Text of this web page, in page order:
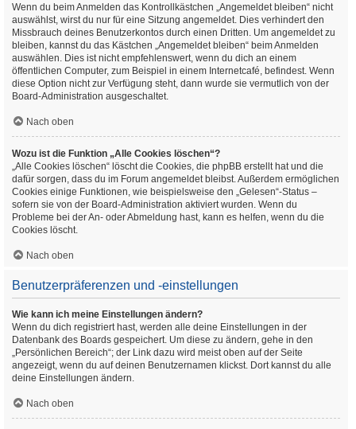
Wenn du beim Anmelden das Kontrollkästchen „Angemeldet bleiben“ nicht
auswählst, wirst du nur für eine Sitzung angemeldet. Dies verhindert den
Missbrauch deines Benutzerkontos durch einen Dritten. Um angemeldet zu
bleiben, kannst du das Kästchen „Angemeldet bleiben“ beim Anmelden
auswählen. Dies ist nicht empfehlenswert, wenn du dich an einem
öffentlichen Computer, zum Beispiel in einem Internetcafé, befindest. Wenn
diese Option nicht zur Verfügung steht, dann wurde sie vermutlich von der
Board-Administration ausgeschaltet.
Nach oben
Wozu ist die Funktion „Alle Cookies löschen“?
„Alle Cookies löschen“ löscht die Cookies, die phpBB erstellt hat und die
dafür sorgen, dass du im Forum angemeldet bleibst. Außerdem ermöglichen
Cookies einige Funktionen, wie beispielsweise den „Gelesen“-Status –
sofern sie von der Board-Administration aktiviert wurden. Wenn du
Probleme bei der An- oder Abmeldung hast, kann es helfen, wenn du die
Cookies löscht.
Nach oben
Benutzerpräferenzen und -einstellungen
Wie kann ich meine Einstellungen ändern?
Wenn du dich registriert hast, werden alle deine Einstellungen in der
Datenbank des Boards gespeichert. Um diese zu ändern, gehe in den
„Persönlichen Bereich“; der Link dazu wird meist oben auf der Seite
angezeigt, wenn du auf deinen Benutzernamen klickst. Dort kannst du alle
deine Einstellungen ändern.
Nach oben